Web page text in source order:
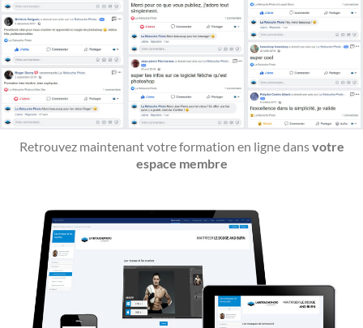
Retrouvez maintenant votre formation en ligne dansvotre
espace membre